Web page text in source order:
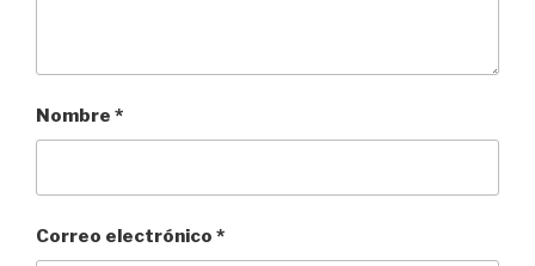
Nombre *
Correo electrónico *